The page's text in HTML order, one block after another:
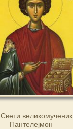
Свети великомученик
Пантелејмон